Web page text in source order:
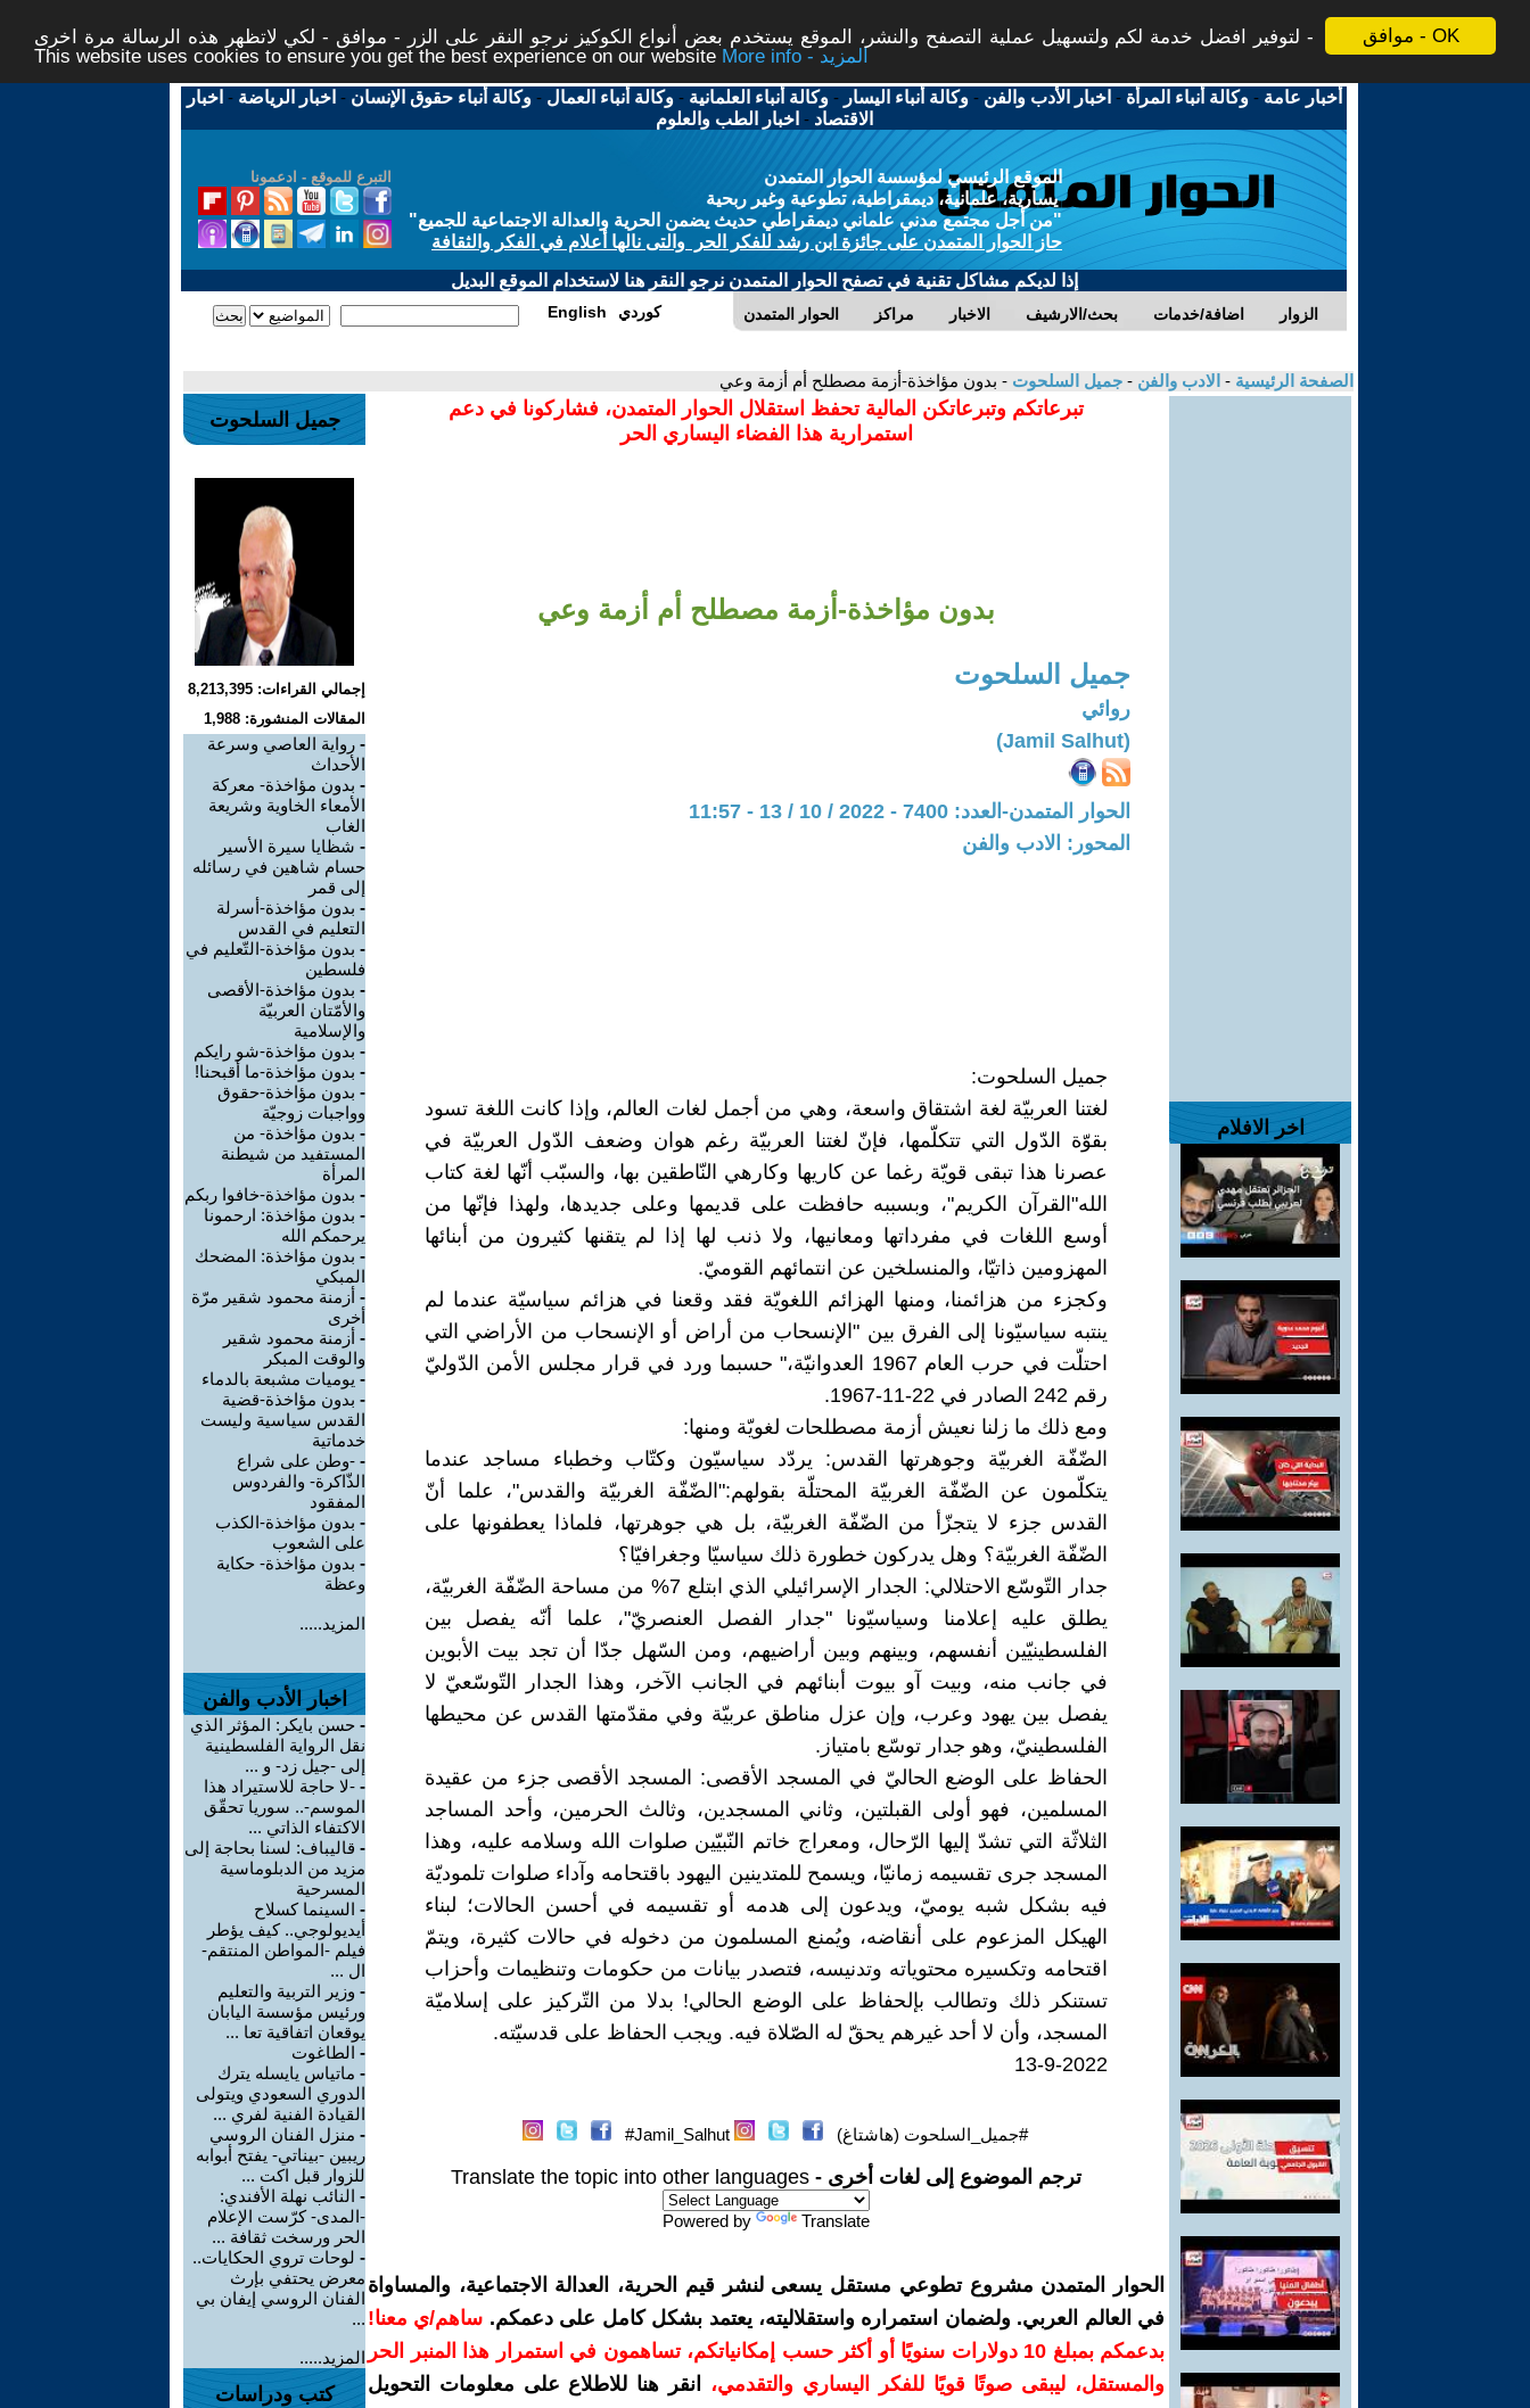
موافق - OK
لتوفير افضل خدمة لكم ولتسهيل عملية التصفح والنشر، الموقع يستخدم بعض أنواع الكوكيز نرجو النقر على الزر - موافق - لكي لاتظهر هذه الرسالة مرة اخرى -
This website uses cookies to ensure you get the best experience on our website
More info - المزيد
أخبار عامة -وكالة أنباء المرأة - اخبار الأدب والفن -وكالة أنباء اليسار -وكالة أنباء العلمانية -وكالة أنباء العمال -وكالة أنباء حقوق الإنسان - اخبار الرياضة - اخبار
الاقتصاد - اخبار الطب والعلوم
التبرع للموقع - ادعمونا
الموقع الرئيسي لمؤسسة الحوار المتمدن
يسارية، علمانية، ديمقراطية، تطوعية وغير ربحية
"من أجل مجتمع مدني علماني ديمقراطي حديث يضمن الحرية والعدالة الاجتماعية للجميع"
حاز الحوار المتمدن على جائزة ابن رشد للفكر الحر والتى نالها أعلام في الفكر والثقافة
إذا لديكم مشاكل تقنية في تصفح الحوار المتمدن نرجو النقر هنا لاستخدام الموقع البديل
الحوار المتمدن مراكز الاخبار بحث/الارشيف اضافة/خدمات الزوار English كوردي
الصفحة الرئيسية - الادب والفن - جميل السلحوت - بدون مؤاخذة-أزمة مصطلح أم أزمة وعي
اخر الافلام
تبرعاتكم وتبرعاتكن المالية تحفظ استقلال الحوار المتمدن، فشاركونا في دعم
استمرارية هذا الفضاء اليساري الحر
بدون مؤاخذة-أزمة مصطلح أم أزمة وعي
جميل السلحوت
روائي
(Jamil Salhut)
الحوار المتمدن-العدد: 7400 - 2022 / 10 / 13 - 11:57
المحور: الادب والفن
جميل السلحوت:
لغتنا العربيّة لغة اشتقاق واسعة، وهي من أجمل لغات العالم، وإذا كانت اللغة تسود
بقوّة الدّول التي تتكلّمها، فإنّ لغتنا العربيّة رغم هوان وضعف الدّول العربيّة في
عصرنا هذا تبقى قويّة رغما عن كاريها وكارهي النّاطقين بها، والسبّب أنّها لغة كتاب
الله"القرآن الكريم"، وبسببه حافظت على قديمها وعلى جديدها، ولهذا فإنّها من
أوسع اللغات في مفرداتها ومعانيها، ولا ذنب لها إذا لم يتقنها كثيرون من أبنائها
المهزومين ذاتيّا، والمنسلخين عن انتمائهم القوميّ.
وكجزء من هزائمنا، ومنها الهزائم اللغويّة فقد وقعنا في هزائم سياسيّة عندما لم
ينتبه سياسيّونا إلى الفرق بين "الإنسحاب من أراض أو الإنسحاب من الأراضي التي
احتلّت في حرب العام 1967 العدوانيّة،" حسبما ورد في قرار مجلس الأمن الدّوليّ
رقم 242 الصادر في 22-11-1967.
ومع ذلك ما زلنا نعيش أزمة مصطلحات لغويّة ومنها:
الضّفّة الغربيّة وجوهرتها القدس: يردّد سياسيّون وكتّاب وخطباء مساجد عندما
يتكلّمون عن الضّفّة الغربيّة المحتلّة بقولهم:"الضّفّة الغربيّة والقدس"، علما أنّ
القدس جزء لا يتجزّأ من الضّفّة الغربيّة، بل هي جوهرتها، فلماذا يعطفونها على
الضّفّة الغربيّة؟ وهل يدركون خطورة ذلك سياسيّا وجغرافيّا؟
جدار التّوسّع الاحتلالي: الجدار الإسرائيلي الذي ابتلع 7% من مساحة الضّفّة الغربيّة،
يطلق عليه إعلامنا وسياسيّونا "جدار الفصل العنصريّ"، علما أنّه يفصل بين
الفلسطينيّين أنفسهم، وبينهم وبين أراضيهم، ومن السّهل جدّا أن تجد بيت الأبوين
في جانب منه، وبيت آو بيوت أبنائهم في الجانب الآخر، وهذا الجدار التّوسّعيّ لا
يفصل بين يهود وعرب، وإن عزل مناطق عربيّة وفي مقدّمتها القدس عن محيطها
الفلسطينيّ، وهو جدار توسّع بامتياز.
الحفاظ على الوضع الحاليّ في المسجد الأقصى: المسجد الأقصى جزء من عقيدة
المسلمين، فهو أولى القبلتين، وثاني المسجدين، وثالث الحرمين، وأحد المساجد
الثلاثّة التي تشدّ إليها الرّحال، ومعراج خاتم النّبيّين صلوات الله وسلامه عليه، وهذا
المسجد جرى تقسيمه زمانيّا، ويسمح للمتدينين اليهود باقتحامه وآداء صلوات تلموديّة
فيه بشكل شبه يوميّ، ويدعون إلى هدمه أو تقسيمه في أحسن الحالات؛ لبناء
الهيكل المزعوم على أنقاضه، ويُمنع المسلمون من دخوله في حالات كثيرة، ويتمّ
اقتحامه وتكسيره محتوياته وتدنيسه، فتصدر بيانات من حكومات وتنظيمات وأحزاب
تستنكر ذلك وتطالب بإلحفاظ على الوضع الحالي! بدلا من التّركيز على إسلاميّة
المسجد، وأن لا أحد غيرهم يحقّ له الصّلاة فيه. ويجب الحفاظ على قدسيّته.
13-9-2022
#جميل_السلحوت (هاشتاغ) Jamil_Salhut#
ترجم الموضوع إلى لغات أخرى - Translate the topic into other languages
Powered by Translate
الحوار المتمدن مشروع تطوعي مستقل يسعى لنشر قيم الحرية، العدالة الاجتماعية، والمساواة
في العالم العربي. ولضمان استمراره واستقلاليته، يعتمد بشكل كامل على دعمكم. ساهم/ي معنا!
بدعمكم بمبلغ 10 دولارات سنويًا أو أكثر حسب إمكانياتكم، تساهمون في استمرار هذا المنبر الحر
والمستقل، ليبقى صوتًا قويًا للفكر اليساري والتقدمي،
انقر هنا للاطلاع على معلومات التحويل
جميل السلحوت
إجمالي القراءات: 8,213,395
المقالات المنشورة: 1,988
- رواية العاصي وسرعة
الأحداث
- بدون مؤاخذة- معركة
الأمعاء الخاوية وشريعة
الغاب
- شظايا سيرة الأسير
حسام شاهين في رسائله
إلى قمر
- بدون مؤاخذة-أسرلة
التعليم في القدس
- بدون مؤاخذة-التّعليم في
فلسطين
- بدون مؤاخذة-الأقصى
والأمّتان العربيّة
والإسلامية
- بدون مؤاخذة-شو رايكم
- بدون مؤاخذة-ما أقبحنا!
- بدون مؤاخذة-حقوق
وواجبات زوجيّة
- بدون مؤاخذة- من
المستفيد من شيطنة
المرأة
- بدون مؤاخذة-خافوا ربكم
- بدون مؤاخذة: ارحمونا
يرحمكم الله
- بدون مؤاخذة: المضحك
المبكي
- أزمنة محمود شقير مرّة
أخرى
- أزمنة محمود شقير
والوقت المبكر
- يوميات مشبعة بالدماء
- بدون مؤاخذة-قضية
القدس سياسية وليست
خدماتية
- -وطن على شراع
الذّاكرة- والفردوس
المفقود
- بدون مؤاخذة-الكذب
على الشعوب
- بدون مؤاخذة- حكاية
وعظة
المزيد.....
اخبار الأدب والفن
- حسن بايكر: المؤثر الذي
نقل الرواية الفلسطينية
إلى -جيل زد- و ...
- -لا حاجة للاستيراد هذا
الموسم-.. سوريا تحقّق
الاكتفاء الذاتي ...
- قاليباف: لسنا بحاجة إلى
مزيد من الدبلوماسية
المسرحية
- السينما كسلاح
أيديولوجي.. كيف يؤطر
فيلم -المواطن المنتقم-
ال ...
- وزير التربية والتعليم
ورئيس مؤسسة اليابان
يوقعان اتفاقية تعا ...
- الطاغوت
- ماتياس يايسله يترك
الدوري السعودي ويتولى
القيادة الفنية لفري ...
- منزل الفنان الروسي
ريبين -بيناتي- يفتح أبوابه
للزوار قبل اكت ...
- النائب نهلة الأفندي:
-المدى- كرّست الإعلام
الحر ورسخت ثقافة ...
- لوحات تروي الحكايات..
معرض يحتفي بإرث
الفنان الروسي إيفان بي
...
المزيد.....
كتب ودراسات